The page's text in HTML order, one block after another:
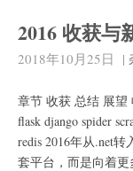
2016 收获与
2018年10月25日 |
章节 收获 总结 展望
flask django spider
redis 2016年从.net
套平台，而是向着